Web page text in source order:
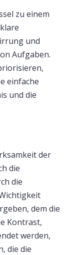
zu einem
und
Aufgaben.
einfache
und die
der
die
die
dem die
Kontrast,
werden,
die die